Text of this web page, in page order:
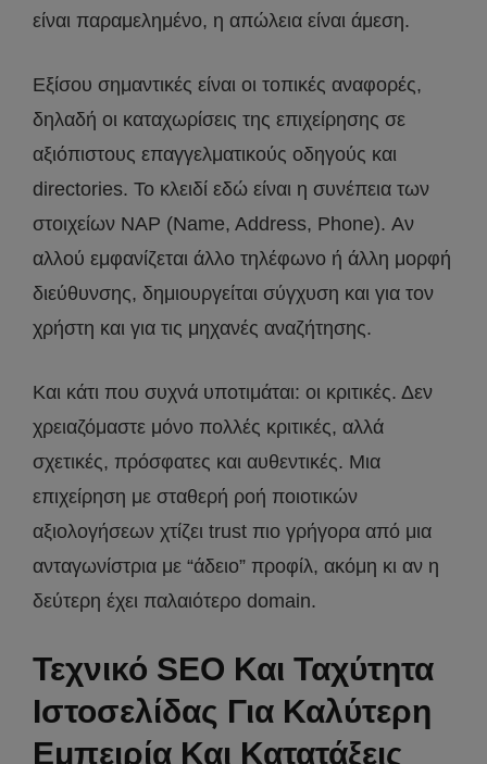
είναι παραμελημένο, η απώλεια είναι άμεση.
Εξίσου σημαντικές είναι οι τοπικές αναφορές,
δηλαδή οι καταχωρίσεις της επιχείρησης σε
αξιόπιστους επαγγελματικούς οδηγούς και
directories. Το κλειδί εδώ είναι η συνέπεια των
στοιχείων NAP (Name, Address, Phone). Αν
αλλού εμφανίζεται άλλο τηλέφωνο ή άλλη μορφή
διεύθυνσης, δημιουργείται σύγχυση και για τον
χρήστη και για τις μηχανές αναζήτησης.
Και κάτι που συχνά υποτιμάται: οι κριτικές. Δεν
χρειαζόμαστε μόνο πολλές κριτικές, αλλά
σχετικές, πρόσφατες και αυθεντικές. Μια
επιχείρηση με σταθερή ροή ποιοτικών
αξιολογήσεων χτίζει trust πιο γρήγορα από μια
ανταγωνίστρια με “άδειο” προφίλ, ακόμη κι αν η
δεύτερη έχει παλαιότερο domain.
Τεχνικό SEO Και Ταχύτητα
Ιστοσελίδας Για Καλύτερη
Εμπειρία Και Κατατάξεις